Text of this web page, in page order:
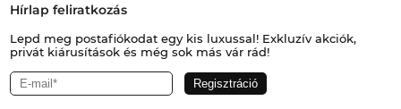
Hírlap feliratkozás
Lepd meg postafiókodat egy kis luxussal! Exkluzív akciók,
privát kiárusítások és még sok más vár rád!